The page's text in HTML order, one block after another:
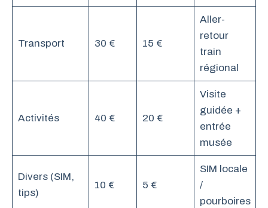
Transport 30 € 15 €
Aller-
retour
train
régional
Activités 40 € 20 €
Visite
guidée +
entrée
musée
Divers (SIM,
tips)
10 € 5 €
SIM locale
/
pourboires